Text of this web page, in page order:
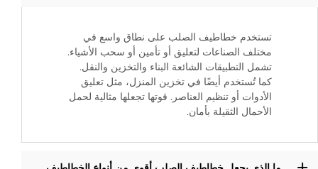
تستخدم خطاطيف الصلب على نطاق واسع في
مختلف الصناعات لتعليق أو تأمين أو سحب الأشياء.
تشمل التطبيقات الشائعة البناء والتخزين والنقل.
كما تُستخدم أيضًا في تخزين المنزل، مثل تعليق
الأدوات أو تنظيم العناصر. قوتها تجعلها مثالية لحمل
الأحمال الثقيلة بأمان.